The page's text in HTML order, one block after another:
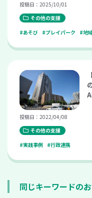
投稿日：2025/10/01
その他の支援
#あそび
#プレイパーク #地
投稿日：2022/04/08
その他の支援
#実践事例
#行政連携
同じキーワードの